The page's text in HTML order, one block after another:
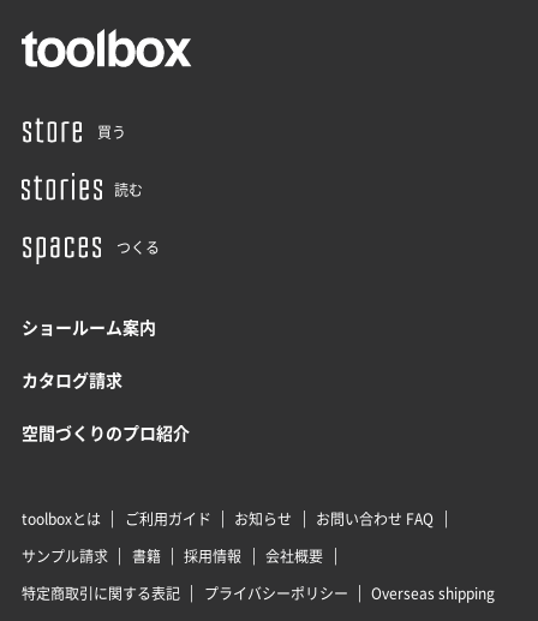
買う
読む
つくる
ショールーム案内
カタログ請求
空間づくりのプロ紹介
toolboxとは ご利用ガイド お知らせ
お問い合わせ FAQ
サンプル請求
書籍 採用情報
会社概要
特定商取引に関する表記
プライバシーポリシー Overseas shipping